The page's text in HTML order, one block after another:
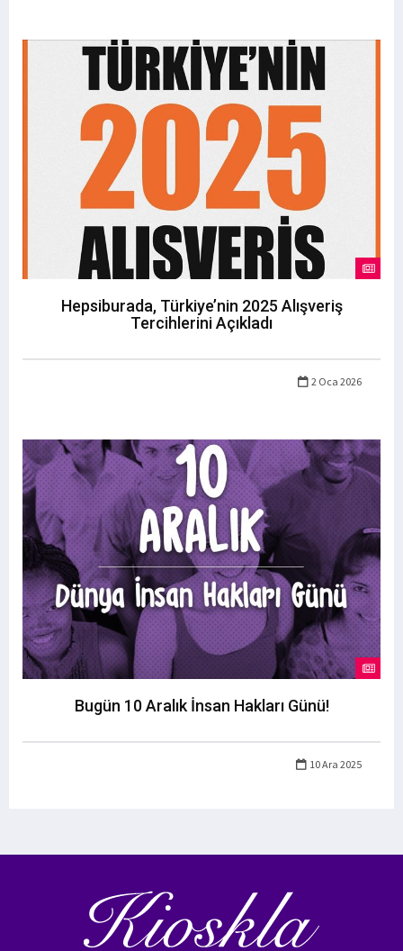
Hepsiburada, Türkiye’nin 2025 Alışveriş
Tercihlerini Açıkladı
2 Oca 2026
Bugün 10 Aralık İnsan Hakları Günü!
10 Ara 2025